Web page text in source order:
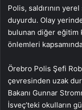
Polis, saldırının
duyurdu. Olay
bulunan diğer eğitim
önlemleri
Örebro Polis Şefi
çevresinden uzak
Bakanı Gunnar
İsveç’teki okulların